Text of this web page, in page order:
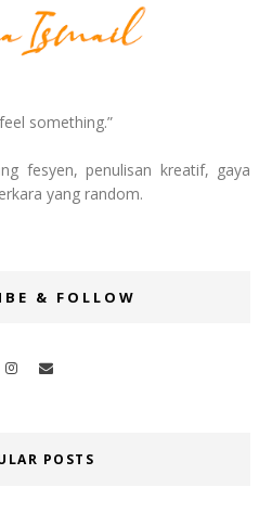
something.”
fesyen, penulisan kreatif, gaya
yang random.
& FOLLOW
POSTS